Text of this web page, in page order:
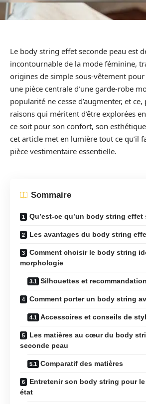
Le body string effet seconde peau est
incontournable de la mode féminine,
origines de simple sous-vêtement pour
une pièce centrale d’une garde-robe
popularité ne cesse d’augmenter, et
raisons qui méritent d’être explorées
ce soit pour son confort, son
cet article met en lumière tout ce qu’il
pièce vestimentaire essentielle.
Sommaire
Qu’est-ce qu’un body string effet
Les avantages du body string
Comment choisir le body string
morphologie
Silhouettes et
Comment porter un body string
Accessoires et conseils de
Les matières au cœur du body
seconde peau
Comparatif des matières
Entretenir son body string pour
état